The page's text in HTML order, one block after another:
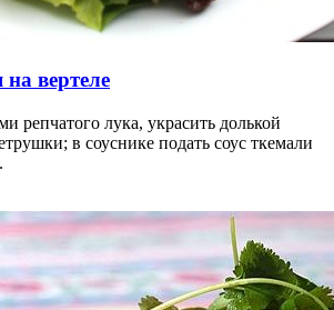
вертеле
репчатого лука, украсить долькой
в соуснике подать соус ткемали